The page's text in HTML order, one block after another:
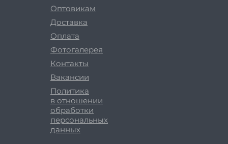
Оптовикам
Доставка
Оплата
Фотогалерея
Контакты
Вакансии
Политика
в отношении
обработки
персональных
данных